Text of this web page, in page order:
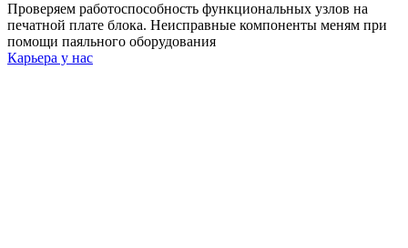
Проверяем работоспособность функциональных узлов на
печатной плате блока. Неисправные компоненты меням при
помощи паяльного оборудования
Карьера у нас